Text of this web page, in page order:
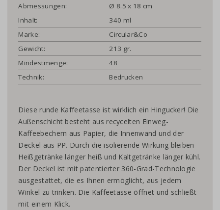
Abmessungen:
Ø 8.5 x 18 cm
Inhalt:
340 ml
Marke:
Circular&Co
Gewicht:
213 gr.
Mindestmenge:
48
Technik:
Bedrucken
Diese runde Kaffeetasse ist wirklich ein Hingucker! Die
Außenschicht besteht aus recycelten Einweg-
Kaffeebechern aus Papier, die Innenwand und der
Deckel aus PP. Durch die isolierende Wirkung bleiben
Heißgetränke länger heiß und Kaltgetränke länger kühl.
Der Deckel ist mit patentierter 360-Grad-Technologie
ausgestattet, die es Ihnen ermöglicht, aus jedem
Winkel zu trinken. Die Kaffeetasse öffnet und schließt
mit einem Klick.